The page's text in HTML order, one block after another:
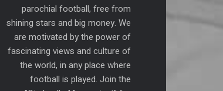
parochial football, free from
shining stars and big money. We
are motivated by the power of
fascinating views and culture of
the world, in any place where
football is played. Join the